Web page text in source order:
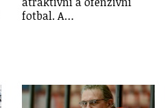
fotbal. A…